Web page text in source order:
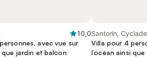
10,0
avec vue sur
que jardin et balcon
Santorin,
Villa pour 4
l’océan ainsi